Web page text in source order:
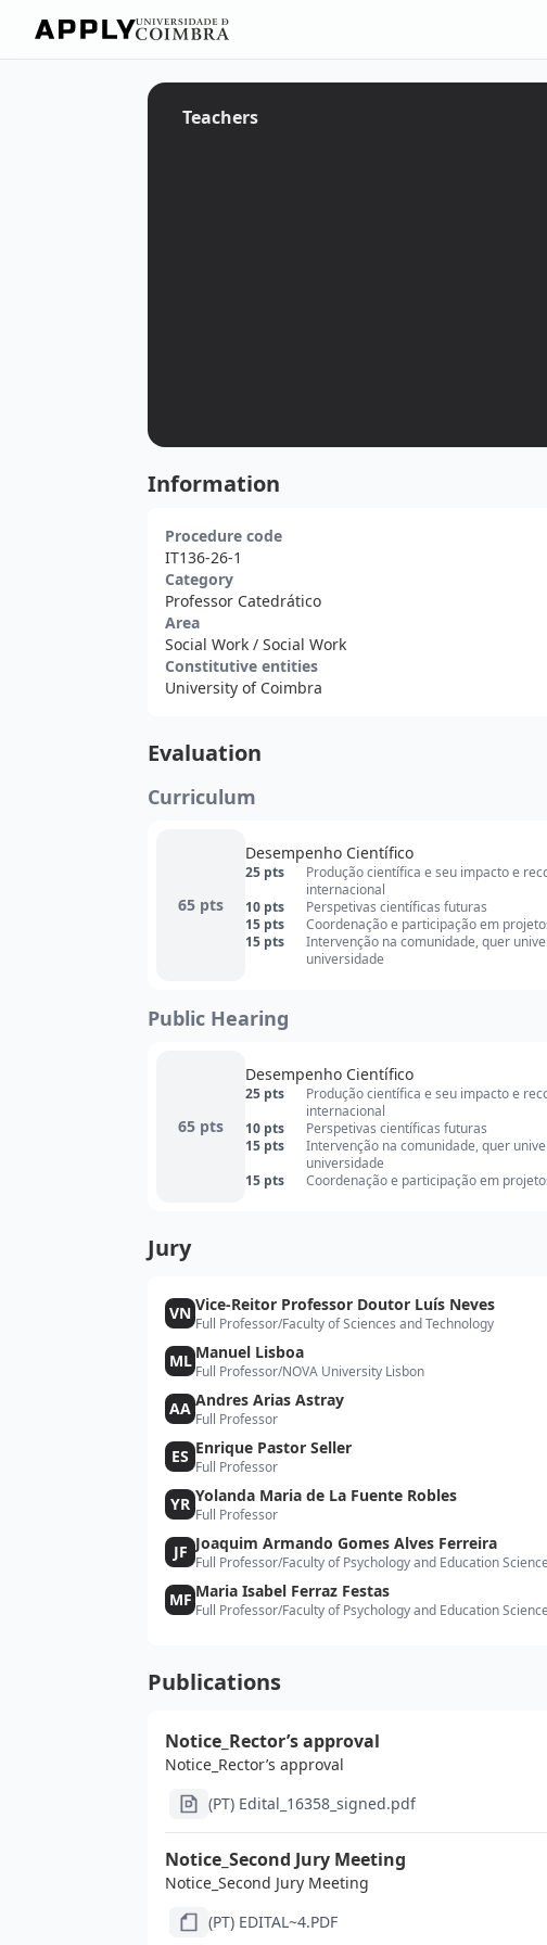
Teachers
Information
Procedure code
IT136-26-1
Category
Professor Catedrático
Area
Social Work / Social Work
Constitutive entities
University of Coimbra
Evaluation
Curriculum
65 pts
Desempenho Científico
25 pts
Produção científica e seu impacto e
internacional
10 pts
Perspetivas científicas futuras
15 pts
Coordenação e participação em
15 pts
Intervenção na comunidade, quer
universidade
Public Hearing
65 pts
Desempenho Científico
25 pts
Produção científica e seu impacto e
internacional
10 pts
Perspetivas científicas futuras
15 pts
Intervenção na comunidade, quer
universidade
15 pts
Coordenação e participação em
Jury
VN Vice-Reitor Professor Doutor Luís Neves
Full Professor/Faculty of Sciences and Technology
ML Manuel Lisboa
Full Professor/NOVA University Lisbon
AA Andres Arias Astray
Full Professor
ES Enrique Pastor Seller
Full Professor
YR Yolanda Maria de La Fuente Robles
Full Professor
JF Joaquim Armando Gomes Alves Ferreira
Full Professor/Faculty of Psychology and Education
MF Maria Isabel Ferraz Festas
Full Professor/Faculty of Psychology and Education
Publications
Notice_Rector’s approval
Notice_Rector’s approval
(PT) Edital_16358_signed.pdf
Notice_Second Jury Meeting
Notice_Second Jury Meeting
(PT) EDITAL~4.PDF